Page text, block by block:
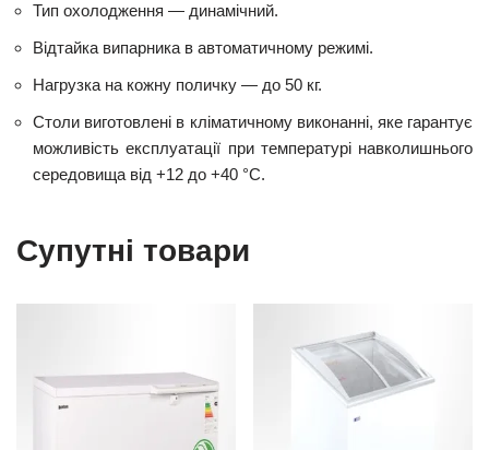
Тип охолодження — динамічний.
Відтайка випарника в автоматичному режимі.
Нагрузка на кожну поличку — до 50 кг.
Столи виготовлені в кліматичному виконанні, яке гарантує
можливість експлуатації при температурі навколишнього
середовища від +12 до +40 °С.
Супутні товари